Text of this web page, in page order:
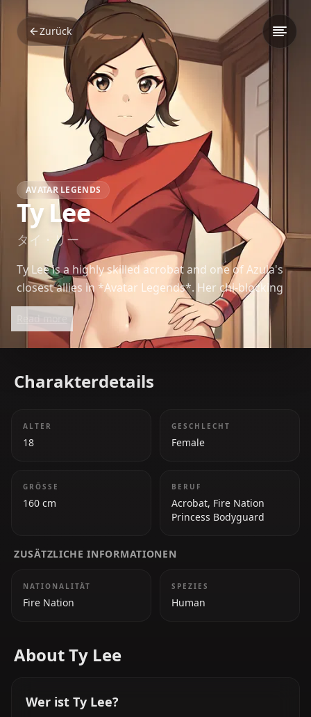
Zurück
AVATAR LEGENDS
Ty Lee
タイ・リー
Ty Lee is a highly skilled acrobat and one of Azula's
closest allies in *Avatar Legends*. Her chi-blocking
techniques and playful personality make her a
formidable and entertaining character.
Charakterdetails
ALTER
18
GESCHLECHT
Female
GRÖSSE
160 cm
BERUF
Acrobat, Fire Nation
Princess Bodyguard
ZUSÄTZLICHE INFORMATIONEN
NATIONALITÄT
Fire Nation
SPEZIES
Human
About Ty Lee
Wer ist Ty Lee?